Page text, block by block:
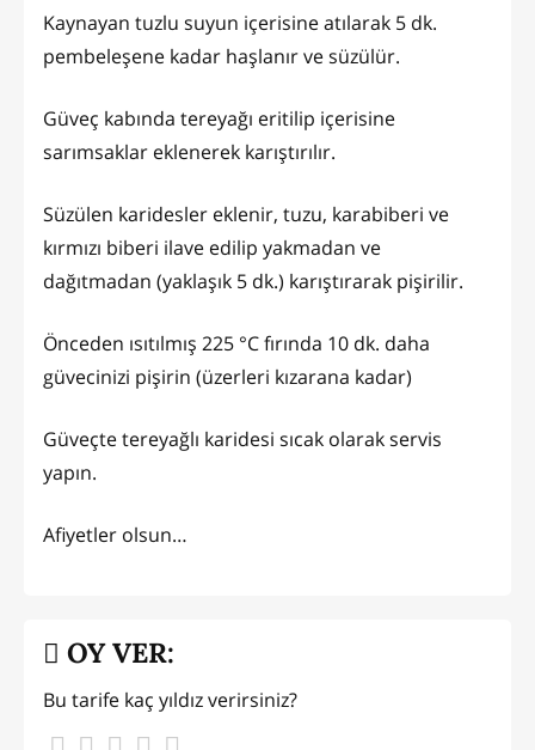
Kaynayan tuzlu suyun içerisine atılarak 5 dk.
pembeleşene kadar haşlanır ve süzülür.
Güveç kabında tereyağı eritilip içerisine
sarımsaklar eklenerek karıştırılır.
Süzülen karidesler eklenir, tuzu, karabiberi ve
kırmızı biberi ilave edilip yakmadan ve
dağıtmadan (yaklaşık 5 dk.) karıştırarak pişirilir.
Önceden ısıtılmış 225 °C fırında 10 dk. daha
güvecinizi pişirin (üzerleri kızarana kadar)
Güveçte tereyağlı karidesi sıcak olarak servis
yapın.
Afiyetler olsun…
OY VER:
Bu tarife kaç yıldız verirsiniz?